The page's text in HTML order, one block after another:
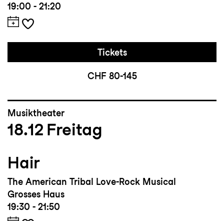
19:00 - 21:20
Tickets
CHF 80-145
Musiktheater
18.12 Freitag
Hair
The American Tribal Love-Rock Musical
Grosses Haus
19:30 - 21:50